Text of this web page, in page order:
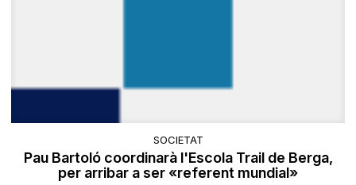
SOCIETAT
Pau Bartoló coordinarà l'Escola Trail de Berga,
per arribar a ser «referent mundial»